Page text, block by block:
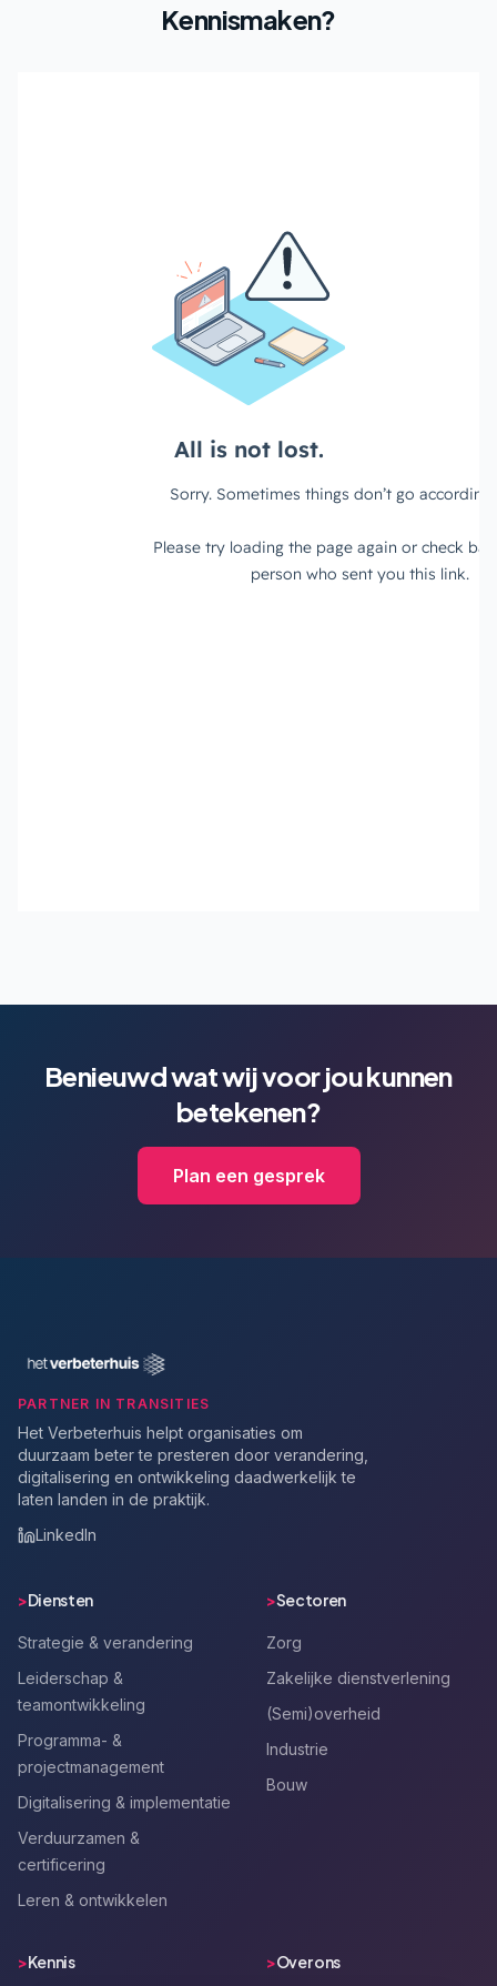
Kennismaken?
Benieuwd wat wij voor jou kunnen
betekenen?
Plan een gesprek
PARTNER IN TRANSITIES
Het Verbeterhuis helpt organisaties om
duurzaam beter te presteren door verandering,
digitalisering en ontwikkeling daadwerkelijk te
laten landen in de praktijk.
LinkedIn
>Diensten
Strategie & verandering
Leiderschap &
teamontwikkeling
Programma- &
projectmanagement
Digitalisering & implementatie
Verduurzamen &
certificering
Leren & ontwikkelen
>Sectoren
Zorg
Zakelijke dienstverlening
(Semi)overheid
Industrie
Bouw
>Kennis >Over ons